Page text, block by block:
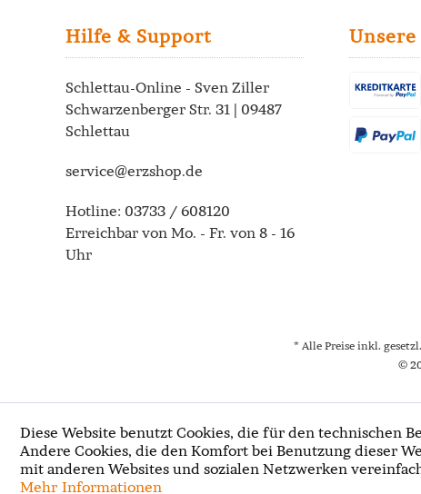
Hilfe & Support
Schlettau-Online - Sven Ziller
Schwarzenberger Str. 31 | 09487
Schlettau
service@erzshop.de
Hotline: 03733 / 608120
Erreichbar von Mo. - Fr. von 8 - 16
Uhr
* Alle Preise inkl.
©
Diese Website benutzt Cookies, die für den technischen
Andere Cookies, die den Komfort bei Benutzung dieser
mit anderen Websites und sozialen Netzwerken
Mehr Informationen